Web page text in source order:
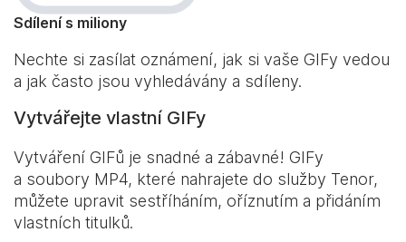
Sdílení s miliony
Nechte si zasílat oznámení, jak si vaše GIFy vedou
a jak často jsou vyhledávány a sdíleny.
Vytvářejte vlastní GIFy
Vytváření GIFů je snadné a zábavné! GIFy
a soubory MP4, které nahrajete do služby Tenor,
můžete upravit sestříháním, oříznutím a přidáním
vlastních titulků.